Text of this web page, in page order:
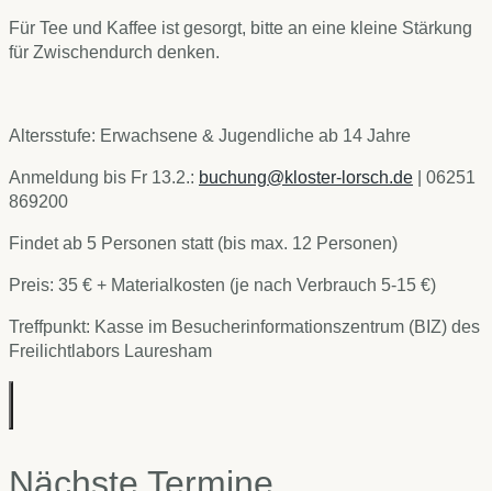
Für Tee und Kaffee ist gesorgt, bitte an eine kleine Stärkung
für Zwischendurch denken.
Altersstufe: Erwachsene & Jugendliche ab 14 Jahre
Anmeldung bis Fr 13.2.: buchung@kloster-lorsch.de | 06251
869200
Findet ab 5 Personen statt (bis max. 12 Personen)
Preis: 35 € + Materialkosten (je nach Verbrauch 5-15 €)
Treffpunkt: Kasse im Besucherinformationszentrum (BIZ) des
Freilichtlabors Lauresham